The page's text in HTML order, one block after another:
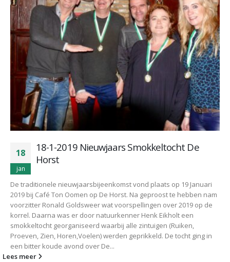
18
jan
18-1-2019 Nieuwjaars Smokkeltocht De
Horst
De traditionele nieuwjaarsbijeenkomst vond plaats op 19 Januari
2019 bij Café Ton Oomen op De Horst. Na geproost te hebben nam
voorzitter Ronald Goldsweer wat voorspellingen over 2019 op de
korrel. Daarna was er door natuurkenner Henk Eikholt een
smokkeltocht georganiseerd waarbij alle zintuigen (Ruiken,
Proeven, Zien, Horen,Voelen) werden geprikkeld. De tocht ging in
een bitter koude avond over De...
Lees meer